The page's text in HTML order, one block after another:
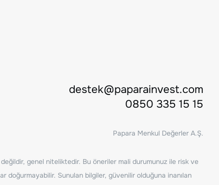
destek@paparainvest.com
0850 335 15 15
Papara Menkul Değerler A.Ş.
değildir, genel niteliktedir. Bu öneriler mali durumunuz ile risk ve
doğurmayabilir. Sunulan bilgiler, güvenilir olduğuna inanılan